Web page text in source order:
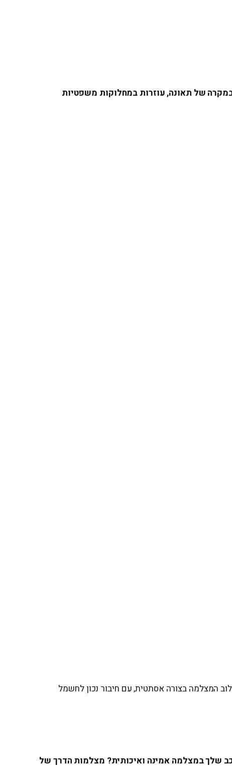
של תאונה, עוזרות במחלוקות משפטיות
המצלמה בצורה אסתטית, עם חיבור נכון לחשמל
שלך במצלמה אמינה ואיכותית? מצלמות הדרך של